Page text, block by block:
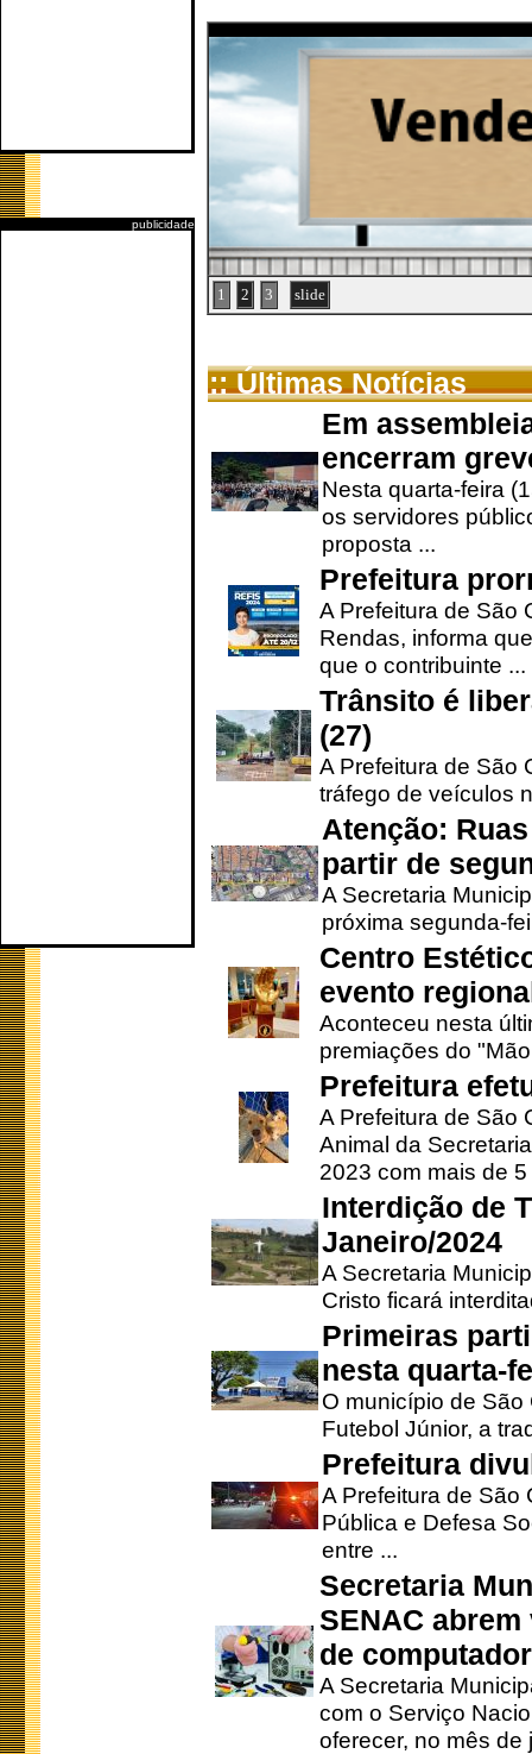
publicidade
1 2 3 slide
:: Últimas Notícias
Em
encerram
Nesta quarta-feira
os servidores
proposta ...
Prefeitura
A Prefeitura de São
Rendas, informa
que o contribuinte ...
Trânsito é
(27)
A Prefeitura de São
tráfego de veículos
Atenção:
partir de
A Secretaria
próxima segunda-
Centro
evento
Aconteceu nesta
premiações do
Prefeitura
A Prefeitura de São
Animal da
2023 com mais de 5
Interdição de
Janeiro/2024
A Secretaria
Cristo ficará
Primeiras
nesta quarta-
O município de
Futebol Júnior, a
Prefeitura
A Prefeitura de São
Pública e Defesa
entre ...
Secretaria
SENAC
de
A Secretaria
com o Serviço
oferecer, no mês de